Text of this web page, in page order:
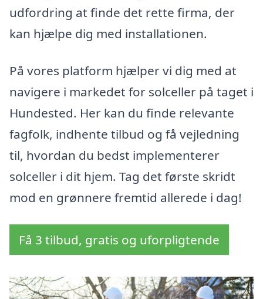
udfordring at finde det rette firma, der
kan hjælpe dig med installationen.
På vores platform hjælper vi dig med at
navigere i markedet for solceller på taget i
Hundested. Her kan du finde relevante
fagfolk, indhente tilbud og få vejledning
til, hvordan du bedst implementerer
solceller i dit hjem. Tag det første skridt
mod en grønnere fremtid allerede i dag!
Få 3 tilbud, gratis og uforpligtende